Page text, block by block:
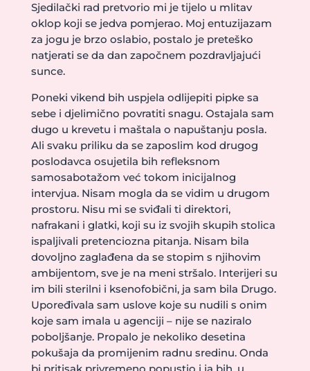
Sjedilački rad pretvorio mi je tijelo u mlitav
oklop koji se jedva pomjerao. Moj entuzijazam
za jogu je brzo oslabio, postalo je preteško
natjerati se da dan započnem pozdravljajući
sunce.
Poneki vikend bih uspjela odlijepiti pipke sa
sebe i djelimično povratiti snagu. Ostajala sam
dugo u krevetu i maštala o napuštanju posla.
Ali svaku priliku da se zaposlim kod drugog
poslodavca osujetila bih refleksnom
samosabotažom već tokom inicijalnog
intervjua. Nisam mogla da se vidim u drugom
prostoru. Nisu mi se sviđali ti direktori,
nafrakani i glatki, koji su iz svojih skupih stolica
ispaljivali pretenciozna pitanja. Nisam bila
dovoljno zaglađena da se stopim s njihovim
ambijentom, sve je na meni stršalo. Interijeri su
im bili sterilni i ksenofobični, ja sam bila Drugo.
Upoređivala sam uslove koje su nudili s onim
koje sam imala u agenciji – nije se naziralo
poboljšanje. Propalo je nekoliko desetina
pokušaja da promijenim radnu sredinu. Onda